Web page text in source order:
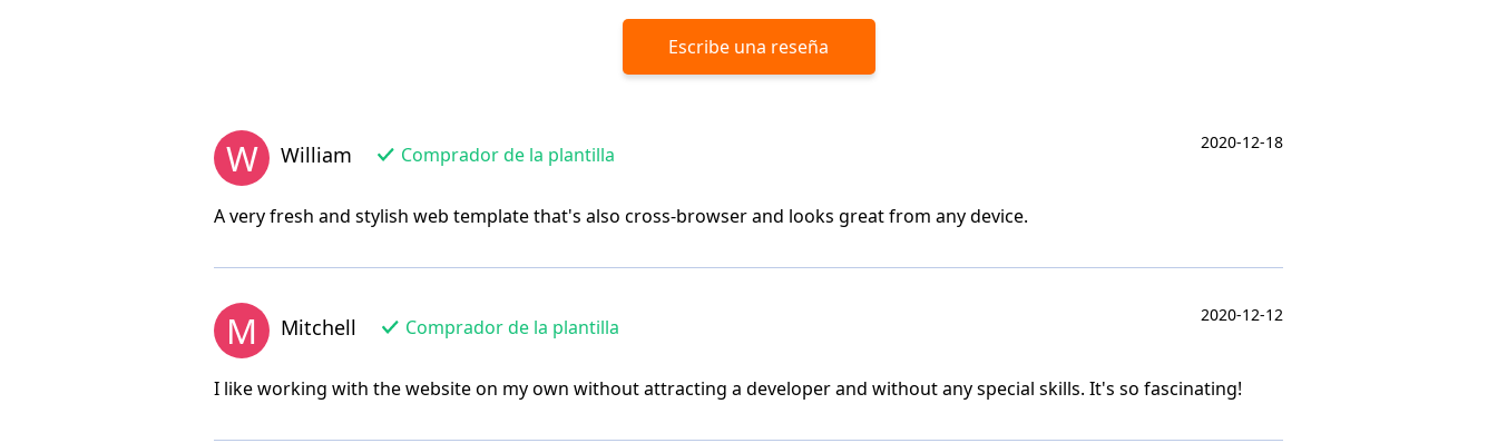
Escribe una reseña
W William Comprador de la plantilla
2020-12-18
A very fresh and stylish web template that's also cross-browser and looks great from any device.
M Mitchell Comprador de la plantilla
2020-12-12
I like working with the website on my own without attracting a developer and without any special skills. It's so fascinating!